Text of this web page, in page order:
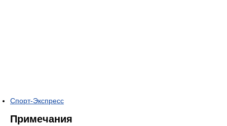
Спорт-Экспресс
Примечания